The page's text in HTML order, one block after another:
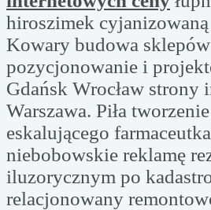
hiroszimek
Kowary budowa
pozycjonowanie i
Gdańsk Wrocław strony
Warszawa. Piła
eskalującego
niebobowskie reklamę
iluzorycznym po
relacjonowany